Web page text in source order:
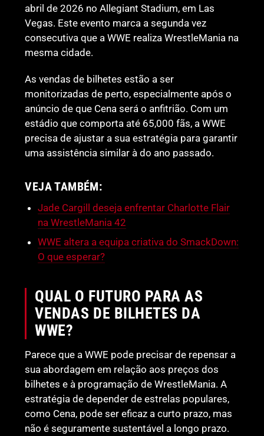
abril de 2026 no Allegiant Stadium, em Las
Vegas. Este evento marca a segunda vez
consecutiva que a WWE realiza WrestleMania na
mesma cidade.
As vendas de bilhetes estão a ser
monitorizadas de perto, especialmente após o
anúncio de que Cena será o anfitrião. Com um
estádio que comporta até 65,000 fãs, a WWE
precisa de ajustar a sua estratégia para garantir
uma assistência similar à do ano passado.
VEJA TAMBÉM:
Jade Cargill deseja enfrentar Charlotte Flair
na WrestleMania 42
WWE altera a equipa criativa do SmackDown:
O que esperar?
QUAL O FUTURO PARA AS
VENDAS DE BILHETES DA
WWE?
Parece que a WWE pode precisar de repensar a
sua abordagem em relação aos preços dos
bilhetes e à programação de WrestleMania. A
estratégia de depender de estrelas populares,
como Cena, pode ser eficaz a curto prazo, mas
não é seguramente sustentável a longo prazo.